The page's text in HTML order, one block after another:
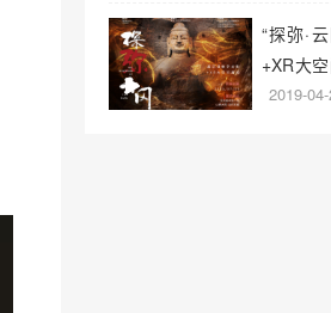
“探弥·
+XR大
窟云冈
2019-